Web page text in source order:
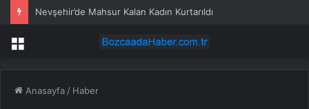
Nevşehir’de Mahsur Kalan Kadın Kurtarıldı
Menü
Anasayfa / Haber